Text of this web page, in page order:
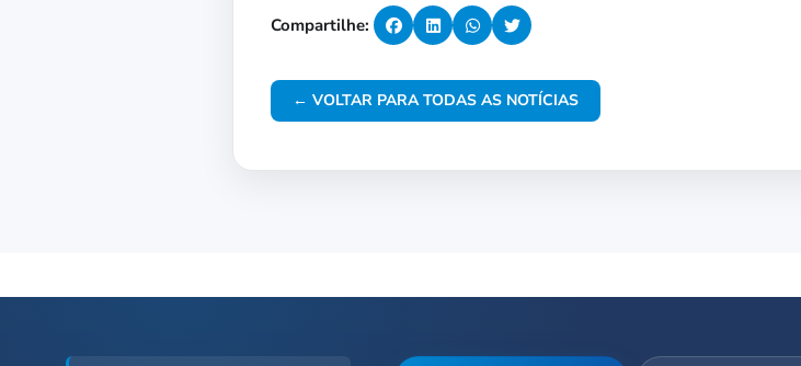
Compartilhe:
← VOLTAR PARA TODAS AS NOTÍCIAS